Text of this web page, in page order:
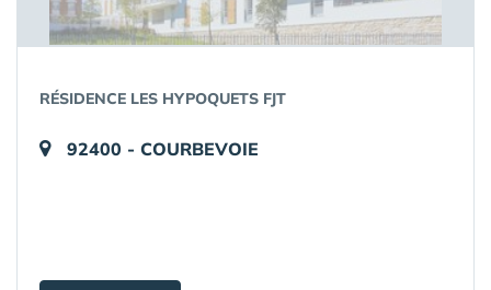
RÉSIDENCE LES HYPOQUETS FJT
92400 - COURBEVOIE